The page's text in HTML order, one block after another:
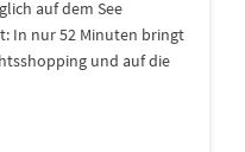
auf dem See
In nur 52 Minuten bringt
und auf die